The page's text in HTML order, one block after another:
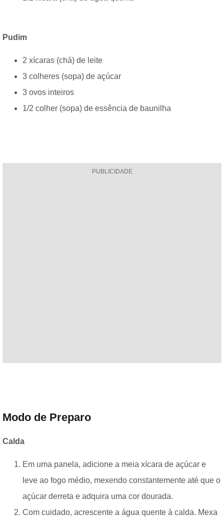
Pudim
2 xícaras (chá) de leite
3 colheres (sopa) de açúcar
3 ovos inteiros
1/2 colher (sopa) de essência de baunilha
PUBLICIDADE
Modo de Preparo
Calda
Em uma panela, adicione a meia xícara de açúcar e
leve ao fogo médio, mexendo constantemente até que o
açúcar derreta e adquira uma cor dourada.
Com cuidado, acrescente a água quente à calda. Mexa